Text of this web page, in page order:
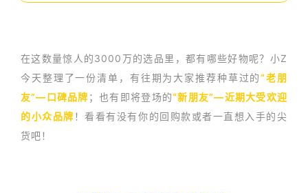
在这数量惊人的3000万的选品里，都有哪些好物呢？小Z
今天整理了一份清单，有往期为大家推荐种草过的“老朋
友”—口碑品牌 ；也有即将登场的“新朋友”—近期大受欢迎
的小众品牌 ！看看有没有你的回购款或者一直想入手的尖
货吧！